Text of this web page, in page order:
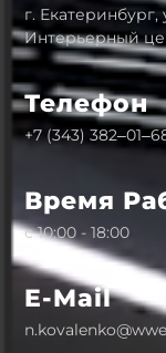
г. Екатеринбург,
Интерьерный
Телефон
+7 (343)
Время
с 10:00 - 18:00
E-Mail